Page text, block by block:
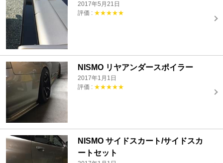
2017年5月21日
評価 : ★★★★★
NISMO リヤアンダースポイラー
2017年1月1日
評価 : ★★★★★
NISMO サイドスカート/サイドスカ
ートセット